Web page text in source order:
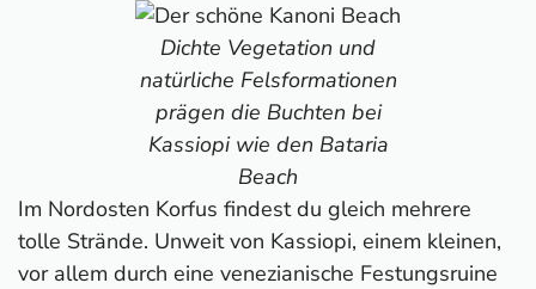
Dichte Vegetation und
natürliche Felsformationen
prägen die Buchten bei
Kassiopi wie den Bataria
Beach
Im Nordosten Korfus findest du gleich mehrere
tolle Strände. Unweit von Kassiopi, einem kleinen,
vor allem durch eine venezianische Festungsruine